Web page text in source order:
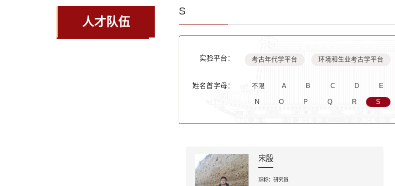
人才队伍
S
实验平台： 考古年代学平台 环境和生业考古学平台
姓名首字母： 不限 A B C D E
N O P Q R S
宋殷
职称： 研究员